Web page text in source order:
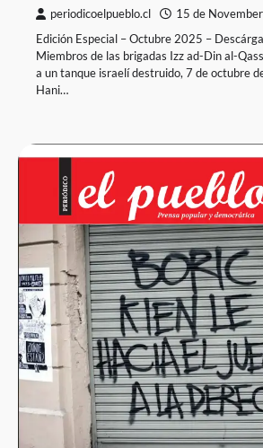
periodicoelpueblo.cl 15 de
Edición Especial – Octubre 2025 –
Miembros de las brigadas Izz ad-Din al-
a un tanque israelí destruido, 7 de octubre
Hani…